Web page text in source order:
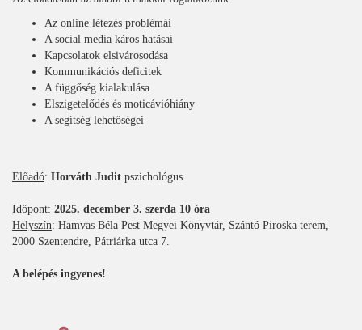
Az online létezés problémái
A social media káros hatásai
Kapcsolatok elsivárosodása
Kommunikációs deficitek
A függőség kialakulása
Elszigetelődés és moticávióhiány
A segítség lehetőségei
Előadó: Horváth Judit pszichológus
Időpont: 2025. december 3. szerda 10 óra
Helyszín: Hamvas Béla Pest Megyei Könyvtár, Szántó Piroska terem,
2000 Szentendre, Pátriárka utca 7.
A belépés ingyenes!